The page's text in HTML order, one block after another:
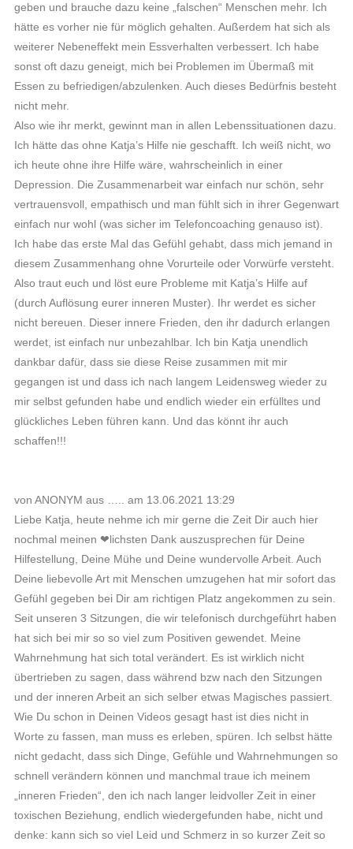
geben und brauche dazu keine „falschen“ Menschen mehr. Ich
hätte es vorher nie für möglich gehalten. Außerdem hat sich als
weiterer Nebeneffekt mein Essverhalten verbessert. Ich habe
sonst oft dazu geneigt, mich bei Problemen im Übermaß mit
Essen zu befriedigen/abzulenken. Auch dieses Bedürfnis besteht
nicht mehr.
Also wie ihr merkt, gewinnt man in allen Lebenssituationen dazu.
Ich hätte das ohne Katja’s Hilfe nie geschafft. Ich weiß nicht, wo
ich heute ohne ihre Hilfe wäre, wahrscheinlich in einer
Depression. Die Zusammenarbeit war einfach nur schön, sehr
vertrauensvoll, empathisch und man fühlt sich in ihrer Gegenwart
einfach nur wohl (was sicher im Telefoncoaching genauso ist).
Ich habe das erste Mal das Gefühl gehabt, dass mich jemand in
diesem Zusammenhang ohne Vorurteile oder Vorwürfe versteht.
Also traut euch und löst eure Probleme mit Katja’s Hilfe auf
(durch Auflösung eurer inneren Muster). Ihr werdet es sicher
nicht bereuen. Dieser innere Frieden, den ihr dadurch erlangen
werdet, ist einfach nur unbezahlbar. Ich bin Katja unendlich
dankbar dafür, dass sie diese Reise zusammen mit mir
gegangen ist und dass ich nach langem Leidensweg wieder zu
mir selbst gefunden habe und endlich wieder ein erfülltes und
glückliches Leben führen kann. Und das könnt ihr auch
schaffen!!!
von ANONYM aus ….. am 13.06.2021 13:29
Liebe Katja, heute nehme ich mir gerne die Zeit Dir auch hier
nochmal meinen ❤lichsten Dank auszusprechen für Deine
Hilfestellung, Deine Mühe und Deine wundervolle Arbeit. Auch
Deine liebevolle Art mit Menschen umzugehen hat mir sofort das
Gefühl gegeben bei Dir am richtigen Platz angekommen zu sein.
Seit unseren 3 Sitzungen, die wir telefonisch durchgeführt haben
hat sich bei mir so so viel zum Positiven gewendet. Meine
Wahrnehmung hat sich total verändert. Es ist wirklich nicht
übertrieben zu sagen, dass während bzw nach den Sitzungen
und der inneren Arbeit an sich selber etwas Magisches passiert.
Wie Du schon in Deinen Videos gesagt hast ist dies nicht in
Worte zu fassen, man muss es erleben, spüren. Ich selbst hätte
nicht gedacht, dass sich Dinge, Gefühle und Wahrnehmungen so
schnell verändern können und manchmal traue ich meinem
„inneren Frieden“, den ich nach langer leidvoller Zeit in einer
toxischen Beziehung, endlich wiedergefunden habe, nicht und
denke: kann sich so viel Leid und Schmerz in so kurzer Zeit so